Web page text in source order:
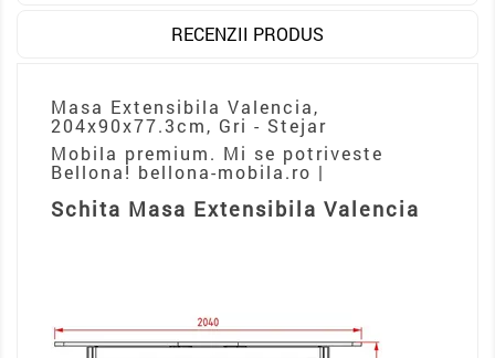
RECENZII PRODUS
Masa Extensibila Valencia,
204x90x77.3cm, Gri - Stejar
Mobila premium. Mi se potriveste
Bellona! bellona-mobila.ro |
Schita Masa Extensibila Valencia